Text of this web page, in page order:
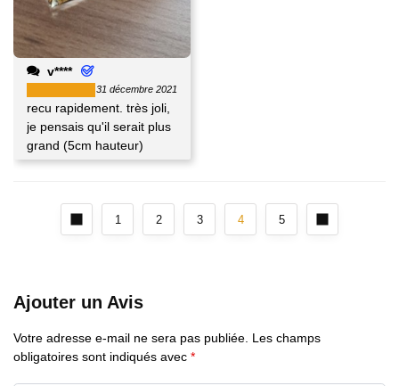
v****
31 décembre 2021
recu rapidement. très joli,
je pensais qu'il serait plus
grand (5cm hauteur)
1 2 3 4 5
Ajouter un Avis
Votre adresse e-mail ne sera pas publiée. Les champs
obligatoires sont indiqués avec *